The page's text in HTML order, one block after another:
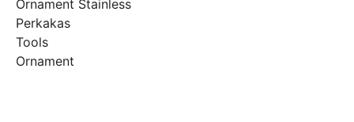
Ornament Stainless
Perkakas
Tools
Ornament